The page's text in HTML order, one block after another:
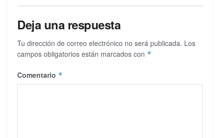
Deja una respuesta
Tu dirección de correo electrónico no será publicada. Los
campos obligatorios están marcados con *
Comentario *